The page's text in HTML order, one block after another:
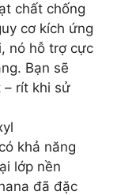
chất chống
cơ kích ứng
nó hỗ trợ cực
Bạn sẽ
– rít khi sử
khả năng
lớp nền
đã đặc